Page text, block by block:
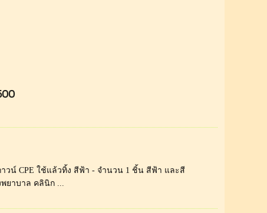
าวน์ CPE ใช้แล้วทิ้ง สีฟ้า - จำนวน 1 ชิ้น สีฟ้า และสี
ยาบาล คลินิก ...